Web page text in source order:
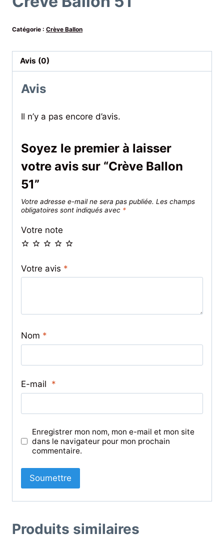
Catégorie : Crève Ballon
Avis (0)
Avis
Il n’y a pas encore d’avis.
Soyez le premier à laisser
votre avis sur “Crève Ballon
51”
Votre adresse e-mail ne sera pas publiée. Les champs
obligatoires sont indiqués avec *
Votre note
Votre avis *
Nom *
E-mail *
Enregistrer mon nom, mon e-mail et mon site
dans le navigateur pour mon prochain
commentaire.
Produits similaires